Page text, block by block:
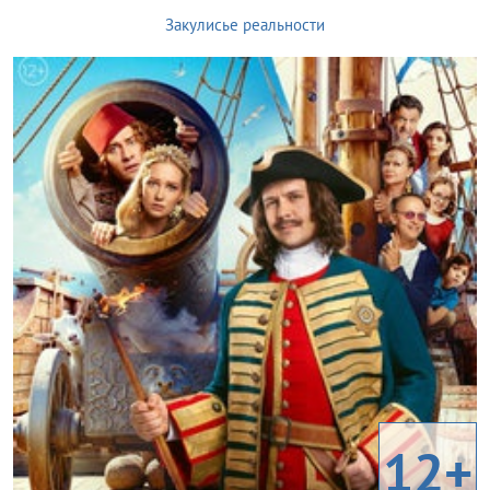
Закулисье реальности
12+